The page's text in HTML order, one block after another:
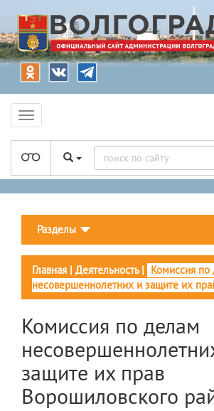
Разделы
Главная | Деятельность| Комиссия по
несовершеннолетних и защите их
Комиссия по делам
защите их прав
Ворошиловского